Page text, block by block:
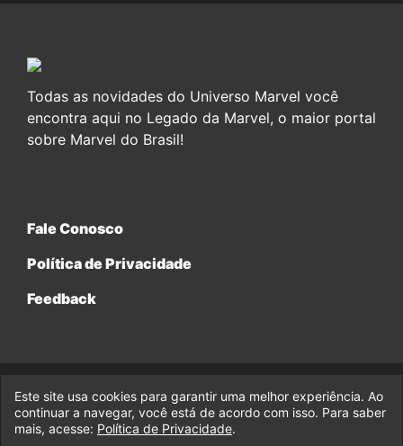
Todas as novidades do Universo Marvel você
encontra aqui no Legado da Marvel, o maior portal
sobre Marvel do Brasil!
Fale Conosco
Política de Privacidade
Feedback
© 2017-2026 Legado da Marvel, uma empresa da Legado
Enterprises.
Este site usa cookies para garantir uma melhor experiência. Ao
continuar a navegar, você está de acordo com isso. Para saber
mais, acesse: Política de Privacidade.